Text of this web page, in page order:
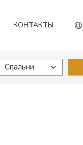
КОНТАКТЫ
Спальни